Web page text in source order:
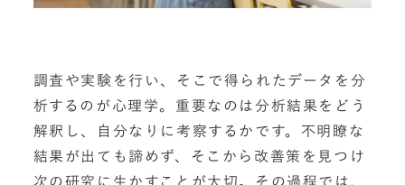
調査や実験を行い、そこで得られたデータを分
析するのが心理学。重要なのは分析結果をどう
解釈し、自分なりに考察するかです。不明瞭な
結果が出ても諦めず、そこから改善策を見つけ
次の研究に生かすことが大切。その過程では、